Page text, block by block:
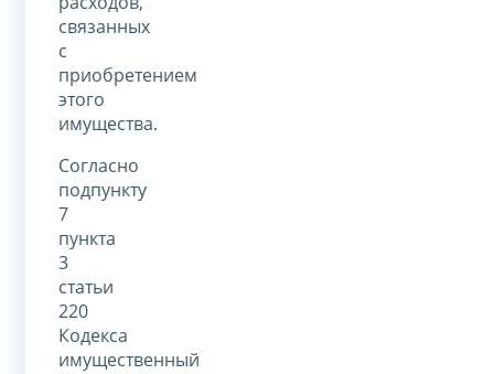
связанных
с
приобретением
этого
имущества.
Согласно
подпункту
7
пункта
3
статьи
220
Кодекса
имущественный